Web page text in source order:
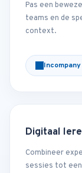
Pas een
teams en de
context.
Digitaal
Combineer
sessies tot